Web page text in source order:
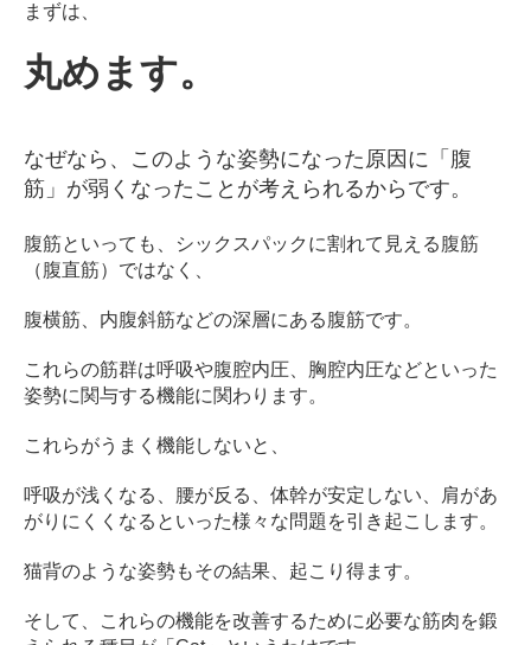
まずは、
丸めます。
なぜなら、このような姿勢になった原因に「腹
筋」が弱くなったことが考えられるからです。
腹筋といっても、シックスパックに割れて見える腹筋
（腹直筋）ではなく、
腹横筋、内腹斜筋などの深層にある腹筋です。
これらの筋群は呼吸や腹腔内圧、胸腔内圧などといった
姿勢に関与する機能に関わります。
これらがうまく機能しないと、
呼吸が浅くなる、腰が反る、体幹が安定しない、肩があ
がりにくくなるといった様々な問題を引き起こします。
猫背のような姿勢もその結果、起こり得ます。
そして、これらの機能を改善するために必要な筋肉を鍛